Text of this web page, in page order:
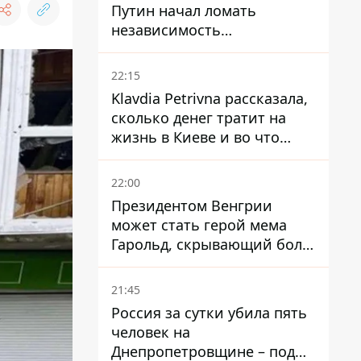
Путин начал ломать
независимость
собственного Центробанка,
заставив снизить базовую
ставку
22:15
Klavdia Petrivna рассказала,
сколько денег тратит на
жизнь в Киеве и во что
вкладывает миллионы
22:00
Президентом Венгрии
может стать герой мема
Гарольд, скрывающий боль
– он возглавил народное
голосование
21:45
Россия за сутки убила пять
человек на
Днепропетровщине – под